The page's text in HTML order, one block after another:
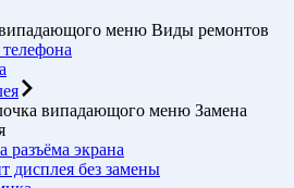
Виды ремонтов
Замена
разъёма экрана
дисплея без замены